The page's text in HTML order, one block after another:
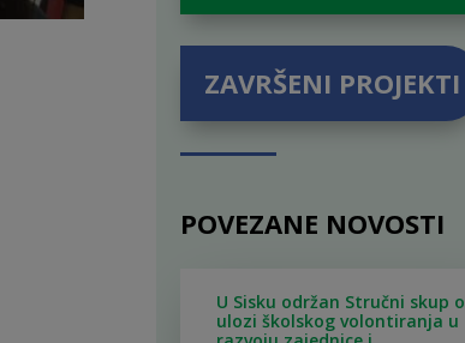
ZAVRŠENI PROJEKTI
POVEZANE NOVOSTI
U Sisku održan Stručni skup o
ulozi školskog volontiranja u